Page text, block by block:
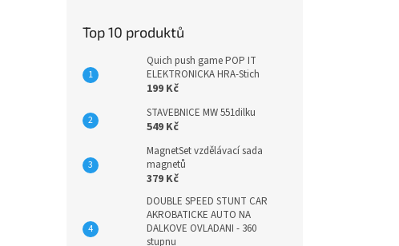
Top 10 produktů
Quich push game POP IT
ELEKTRONICKA HRA-Stich
199 Kč
STAVEBNICE MW 551dilku
549 Kč
MagnetSet vzdělávací sada
magnetů
379 Kč
DOUBLE SPEED STUNT CAR
AKROBATICKE AUTO NA
DALKOVE OVLADANI - 360
stupnu